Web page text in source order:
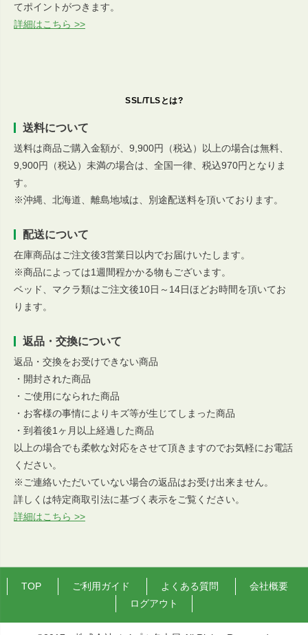
てポイントがつきます。
詳細はこちら >>
SSL/TLSとは?
送料について
送料は商品ご購入金額が、9,900円（税込）以上の場合は無料、
9,900円（税込）未満の場合は、全国一律、税込970円となりま
す。
※沖縄、北海道、離島地域は、別途配送料を頂いております。
配送について
在庫商品はご注文後3営業日以内でお届けいたします。
※商品によっては1週間程かかる物もございます。
ベッド、マクラ類はご注文後10日～14日ほどお時間を頂いてお
ります。
返品・交換について
返品・交換をお受けできない商品
・開封された商品
・ご使用になられた商品
・お客様の事情によりキズ等が生じてしまった商品
・到着後1ヶ月以上経過した商品
以上の場合でも柔軟な対応をさせて頂きますのでお気軽にお電話
ください。
※ご連絡いただいていない場合の返品はお受け出来ません。
詳しくは特定商取引法に基づく表示をご覧ください。
詳細はこちら >>
TOP ご利用ガイド よくある質問
会社概要
ログアウト